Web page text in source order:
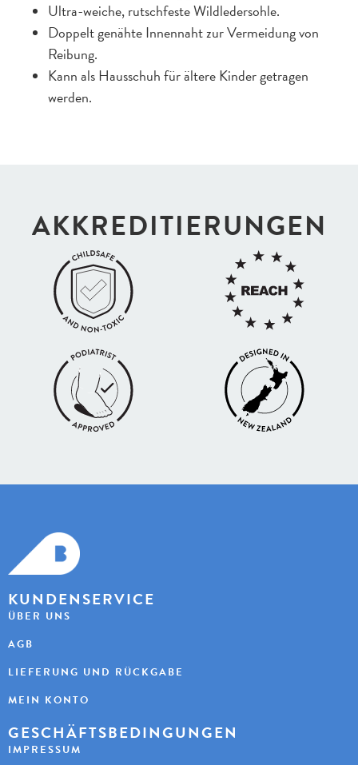
Ultra-weiche, rutschfeste Wildledersohle.
Doppelt genähte Innennaht zur Vermeidung von
Reibung.
Kann als Hausschuh für ältere Kinder getragen
werden.
AKKREDI­TIERUNGEN
KUNDENSERVICE
ÜBER UNS
AGB
LIEFERUNG UND RÜCKGABE
MEIN KONTO
GESCHÄFTSBEDINGUNGEN
IMPRESSUM